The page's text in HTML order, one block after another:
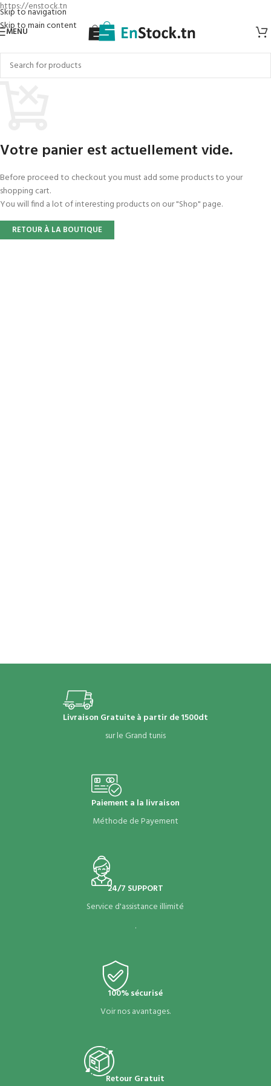
https://enstock.tn
Skip to navigation
Skip to main content
MENU
Votre panier est actuellement vide.
Before proceed to checkout you must add some products to your
shopping cart.
You will find a lot of interesting products on our "Shop" page.
RETOUR À LA BOUTIQUE
Livraison Gratuite à partir de 1500dt
sur le Grand tunis
Paiement a la livraison
Méthode de Payement
24/7 SUPPORT
Service d'assistance illimité
.
100% sécurisé
Voir nos avantages.
Retour Gratuit